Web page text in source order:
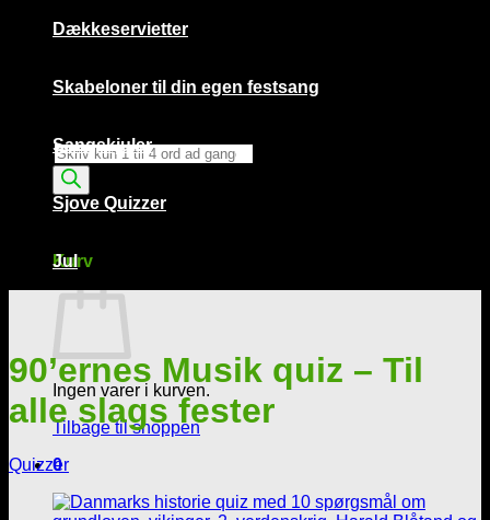
Products
search
Kurv
Ingen varer i kurven.
Tilbage til shoppen
0
Dækkeservietter
Skabeloner til din egen festsang
Sangskjuler
Sjove Quizzer
Jul
90’ernes Musik quiz – Til
alle slags fester
Quizzer